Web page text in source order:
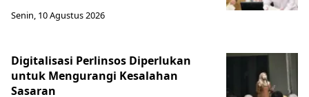
Senin, 10 Agustus 2026
Digitalisasi Perlinsos Diperlukan
untuk Mengurangi Kesalahan
Sasaran